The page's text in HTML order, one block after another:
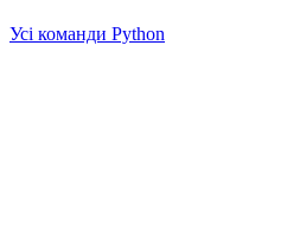
Усі команди Python